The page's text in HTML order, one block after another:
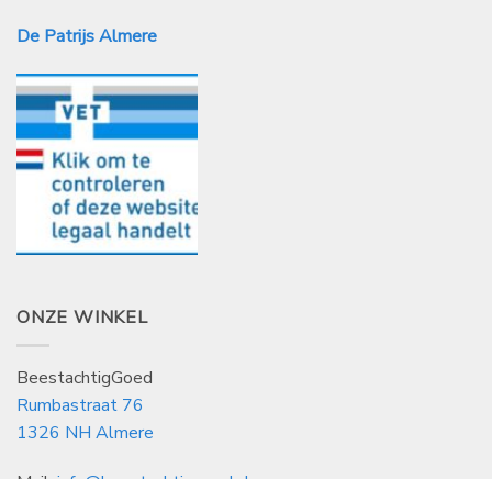
De Patrijs Almere
ONZE WINKEL
BeestachtigGoed
Rumbastraat 76
1326 NH Almere